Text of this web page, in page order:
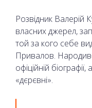
Розвідник Валерій
власних джерел,
той за кого себе
Привалов.
офіційній
«дєрєвні».